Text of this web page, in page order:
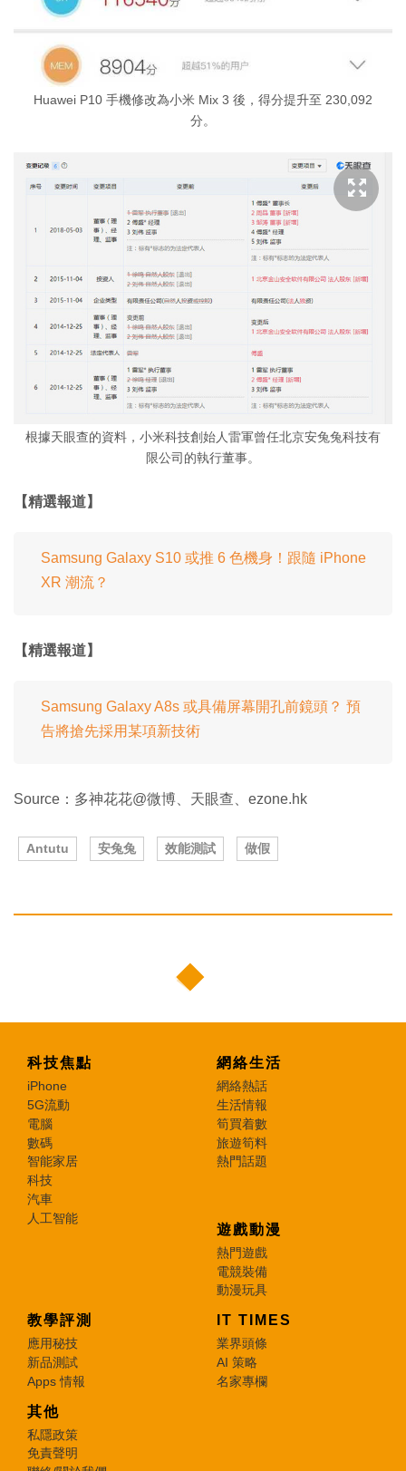
Huawei P10 手機修改為小米 Mix 3 後，得分提升至 230,092
分。
根據天眼查的資料，小米科技創始人雷軍曾任北京安兔兔科技有
限公司的執行董事。
【精選報道】
Samsung Galaxy S10 或推 6 色機身！跟隨 iPhone
XR 潮流？
【精選報道】
Samsung Galaxy A8s 或具備屏幕開孔前鏡頭？ 預
告將搶先採用某項新技術
Source：多神花花@微博、天眼查、ezone.hk
Antutu 安兔兔 效能測試 做假
科技焦點
iPhone
5G流動
電腦
數碼
智能家居
科技
汽車
人工智能
網絡生活
網絡熱話
生活情報
筍買着數
旅遊筍料
熱門話題
遊戲動漫
熱門遊戲
電競裝備
動漫玩具
教學評測
應用秘技
新品測試
Apps 情報
IT TIMES
業界頭條
AI 策略
名家專欄
其他
私隱政策
免責聲明